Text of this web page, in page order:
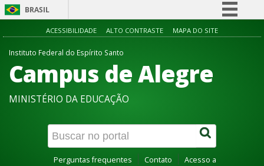
BRASIL
Simplifique!
Acesso à informação
Canais
ACESSIBILIDADE ALTO CONTRASTE MAPA DO SITE
Instituto Federal do Espírito Santo
Campus de Alegre
MINISTÉRIO DA EDUCAÇÃO
Perguntas frequentes Contato
Acesso a